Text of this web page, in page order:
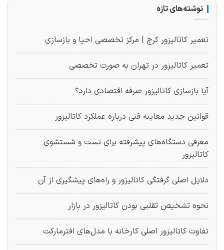
نوشته‌های تازه
تعمیر کاتالیزور کرج | مرکز تخصصی احیا و بازسازی
تعمیر کاتالیزور در تهران به صورت تخصصی
آیا بازسازی کاتالیزور صرفه اقتصادی دارد؟
قوانین جدید معاینه فنی درباره عملکرد کاتالیزور
معرفی دستگاه‌های پیشرفته برای تست و شستشوی
کاتالیزور
دلایل اصلی گرفتگی کاتالیزور و راه‌های پیشگیری از آن
نحوه تشخیص تقلبی بودن کاتالیزور در بازار
تفاوت کاتالیزور اصلی کارخانه با مدل‌های افترمارکت